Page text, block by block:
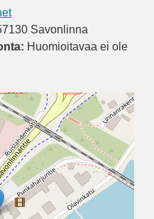
Savonlinna
Huomioitavaa ei ole